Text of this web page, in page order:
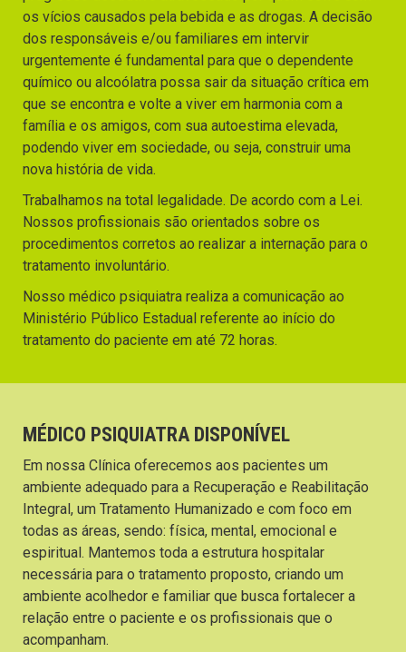
os vícios causados pela bebida e as drogas. A decisão
dos responsáveis e/ou familiares em intervir
urgentemente é fundamental para que o dependente
químico ou alcoólatra possa sair da situação crítica em
que se encontra e volte a viver em harmonia com a
família e os amigos, com sua autoestima elevada,
podendo viver em sociedade, ou seja, construir uma
nova história de vida.
Trabalhamos na total legalidade. De acordo com a Lei.
Nossos profissionais são orientados sobre os
procedimentos corretos ao realizar a internação para o
tratamento involuntário.
Nosso médico psiquiatra realiza a comunicação ao
Ministério Público Estadual referente ao início do
tratamento do paciente em até 72 horas.
MÉDICO PSIQUIATRA DISPONÍVEL
Em nossa Clínica oferecemos aos pacientes um
ambiente adequado para a Recuperação e Reabilitação
Integral, um Tratamento Humanizado e com foco em
todas as áreas, sendo: física, mental, emocional e
espiritual. Mantemos toda a estrutura hospitalar
necessária para o tratamento proposto, criando um
ambiente acolhedor e familiar que busca fortalecer a
relação entre o paciente e os profissionais que o
acompanham.